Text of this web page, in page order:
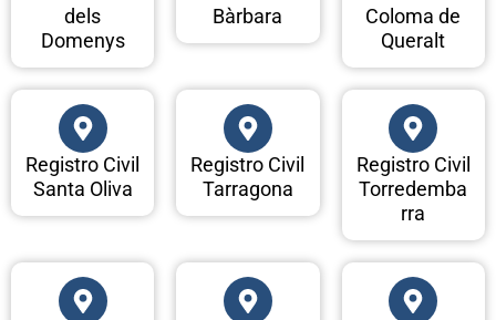
dels
Domenys
Bàrbara
Coloma de
Queralt
Registro Civil
Santa Oliva
Registro Civil
Tarragona
Registro Civil
Torredemba
rra